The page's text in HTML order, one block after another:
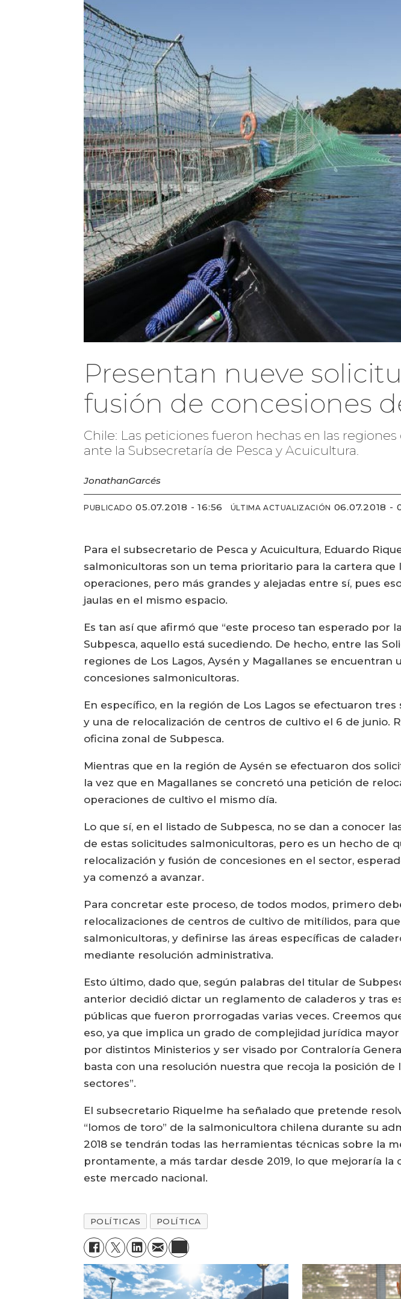
Presentan nueve
fusión de concesiones
Chile: Las peticiones fueron hechas en las
ante la Subsecretaría de Pesca y Acuicultura.
JonathanGarcés
PUBLICADO 05.07.2018 - 16:56 ÚLTIMA ACTUALIZACIÓN 06.07.2018 -
Para el subsecretario de Pesca y Acuicultura, Eduardo
salmonicultoras son un tema prioritario para la cartera
operaciones, pero más grandes y alejadas entre sí, pues
jaulas en el mismo espacio.
Es tan así que afirmó que “este proceso tan esperado por
Subpesca, aquello está sucediendo. De hecho, entre las
regiones de Los Lagos, Aysén y Magallanes se
concesiones salmonicultoras.
En específico, en la región de Los Lagos se efectuaron
y una de relocalización de centros de cultivo el 6 de junio.
oficina zonal de Subpesca.
Mientras que en la región de Aysén se efectuaron dos
la vez que en Magallanes se concretó una petición de
operaciones de cultivo el mismo día.
Lo que sí, en el listado de Subpesca, no se dan a conocer
de estas solicitudes salmonicultoras, pero es un hecho de
relocalización y fusión de concesiones en el sector,
ya comenzó a avanzar.
Para concretar este proceso, de todos modos, primero
relocalizaciones de centros de cultivo de mitílidos, para
salmonicultoras, y definirse las áreas específicas de
mediante resolución administrativa.
Esto último, dado que, según palabras del titular de
anterior decidió dictar un reglamento de caladeros y tras
públicas que fueron prorrogadas varias veces. Creemos
eso, ya que implica un grado de complejidad jurídica
por distintos Ministerios y ser visado por Contraloría
basta con una resolución nuestra que recoja la posición de
sectores”.
El subsecretario Riquelme ha señalado que pretende
“lomos de toro” de la salmonicultora chilena durante su
2018 se tendrán todas las herramientas técnicas sobre la
prontamente, a más tardar desde 2019, lo que mejoraría la
este mercado nacional.
POLÍTICAS POLÍTICA